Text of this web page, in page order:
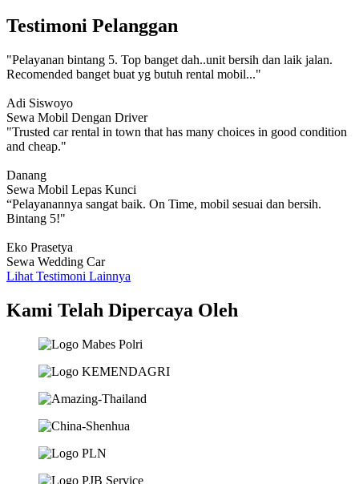
Testimoni Pelanggan
"Pelayanan bintang 5. Top banget dah..unit bersih dan laik jalan.
Recomended banget buat yg butuh rental mobil..."
Adi Siswoyo
Sewa Mobil Dengan Driver
"Trusted car rental in town that has many choices in good condition
and cheap."
Danang
Sewa Mobil Lepas Kunci
“Pelayanannya sangat baik. On Time, mobil sesuai dan bersih.
Bintang 5!"
Eko Prasetya
Sewa Wedding Car
Lihat Testimoni Lainnya
Kami Telah Dipercaya Oleh